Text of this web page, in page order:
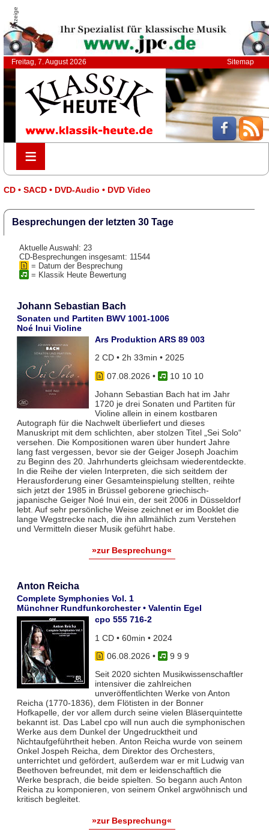
Anzeige
Freitag, 7. August 2026 Sitemap
≡
≡
CD • SACD • DVD-Audio • DVD Video
Besprechungen der letzten 30 Tage
Aktuelle Auswahl: 23
CD-Besprechungen insgesamt: 11544
= Datum der Besprechung
= Klassik Heute Bewertung
Johann Sebastian Bach
Sonaten und Partiten BWV 1001-1006
Noé Inui Violine
Ars Produktion ARS 89 003
2 CD • 2h 33min • 2025
07.08.2026 •
10 10 10
Johann Sebastian Bach hat im Jahr
1720 je drei Sonaten und Partiten für
Violine allein in einem kostbaren
Autograph für die Nachwelt überliefert und dieses
Manuskript mit dem schlichten, aber stolzen Titel „Sei Solo“
versehen. Die Kompositionen waren über hundert Jahre
lang fast vergessen, bevor sie der Geiger Joseph Joachim
zu Beginn des 20. Jahrhunderts gleichsam wiederentdeckte.
In die Reihe der vielen Interpreten, die sich seitdem der
Herausforderung einer Gesamteinspielung stellten, reihte
sich jetzt der 1985 in Brüssel geborene griechisch-
japanische Geiger Noé Inui ein, der seit 2006 in Düsseldorf
lebt. Auf sehr persönliche Weise zeichnet er im Booklet die
lange Wegstrecke nach, die ihn allmählich zum Verstehen
und Vermitteln dieser Musik geführt habe.
»zur Besprechung«
Anton Reicha
Complete Symphonies Vol. 1
Münchner Rundfunkorchester • Valentin Egel
cpo 555 716-2
1 CD • 60min • 2024
06.08.2026 •
9 9 9
Seit 2020 sichten Musikwissenschaftler
intensiver die zahlreichen
unveröffentlichten Werke von Anton
Reicha (1770-1836), dem Flötisten in der Bonner
Hofkapelle, der vor allem durch seine vielen Bläserquintette
bekannt ist. Das Label cpo will nun auch die symphonischen
Werke aus dem Dunkel der Ungedrucktheit und
Nichtaufgeführtheit heben. Anton Reicha wurde von seinem
Onkel Jospeh Reicha, dem Direktor des Orchesters,
unterrichtet und gefördert, außerdem war er mit Ludwig van
Beethoven befreundet, mit dem er leidenschaftlich die
Werke besprach, die beide spielten. So begann auch Anton
Reicha zu komponieren, von seinem Onkel argwöhnisch und
kritisch begleitet.
»zur Besprechung«